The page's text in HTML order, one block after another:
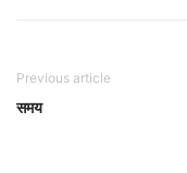
Previous article
समय